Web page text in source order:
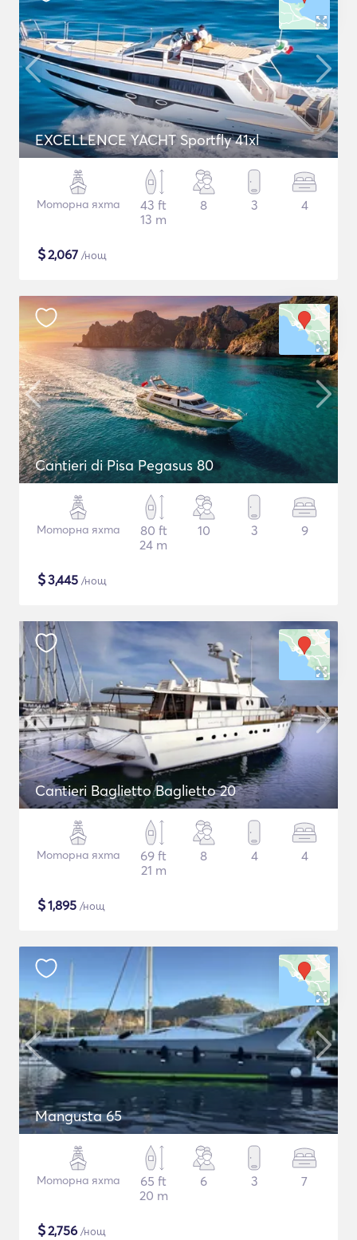
EXCELLENCE YACHT Sportfly 41xl
Моторна яхта
43 ft
13 m
8 3 4
$2,067 /нощ
Cantieri di Pisa Pegasus 80
Моторна яхта
80 ft
24 m
10 3 9
$3,445 /нощ
Cantieri Baglietto Baglietto 20
Моторна яхта
69 ft
21 m
8 4 4
$1,895 /нощ
Mangusta 65
Моторна яхта
65 ft
20 m
6 3 7
$2,756 /нощ